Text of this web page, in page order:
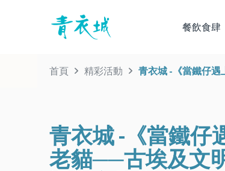
餐飲食肆
首頁 精彩活動 青衣城 -《當鐵仔
青衣城 -《當鐵仔
老貓──古埃及文